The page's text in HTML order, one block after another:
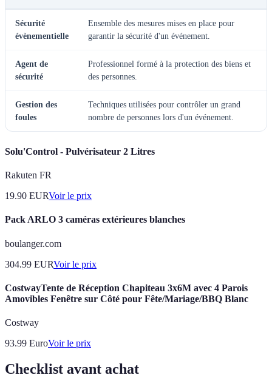
Sécurité
évènementielle
Ensemble des mesures mises en place pour
garantir la sécurité d'un événement.
Agent de
sécurité
Professionnel formé à la protection des biens et
des personnes.
Gestion des
foules
Techniques utilisées pour contrôler un grand
nombre de personnes lors d'un événement.
Solu'Control - Pulvérisateur 2 Litres
Rakuten FR
19.90 EURVoir le prix
Pack ARLO 3 caméras extérieures blanches
boulanger.com
304.99 EURVoir le prix
CostwayTente de Réception Chapiteau 3x6M avec 4 Parois
Amovibles Fenêtre sur Côté pour Fête/Mariage/BBQ Blanc
Costway
93.99 EuroVoir le prix
Checklist avant achat